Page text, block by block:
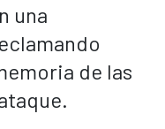
una
de las